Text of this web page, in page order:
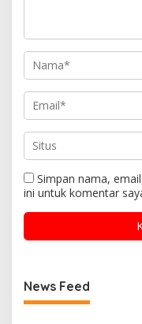
Simpan nama,
ini untuk komentar
News Feed